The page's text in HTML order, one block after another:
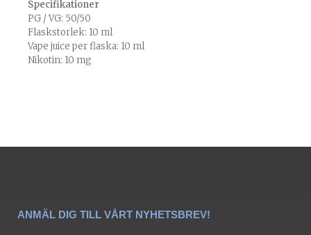
Specifikationer
PG / VG: 50/50
Flaskstorlek: 10 ml
Vape juice per flaska: 10 ml
Nikotin: 10 mg
ANMÄL DIG TILL VÅRT NYHETSBREV!